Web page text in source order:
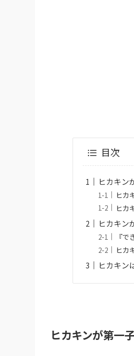
目次
ヒカキン
ヒカ
ヒカ
ヒカキン
『
ヒカ
ヒカキン
ヒカキンが第一